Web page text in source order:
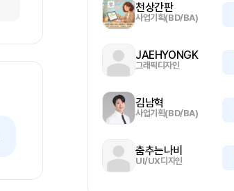
천상간판
사업기획(BD/BA)
JAEHYONGK
그래픽디자인
김남혁
사업기획(BD/BA)
춤추는나비
UI/UX디자인